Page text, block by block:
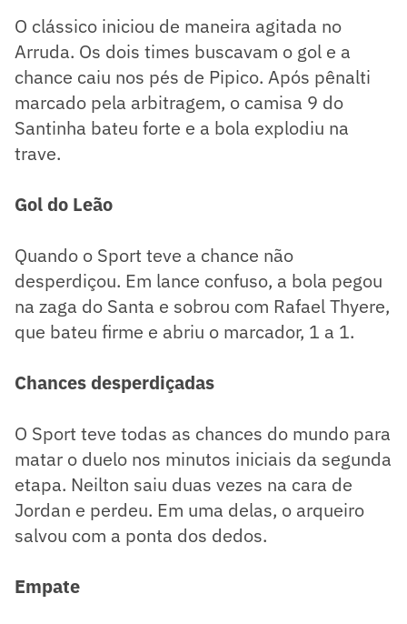
O clássico iniciou de maneira agitada no
Arruda. Os dois times buscavam o gol e a
chance caiu nos pés de Pipico. Após pênalti
marcado pela arbitragem, o camisa 9 do
Santinha bateu forte e a bola explodiu na
trave.
Gol do Leão
Quando o Sport teve a chance não
desperdiçou. Em lance confuso, a bola pegou
na zaga do Santa e sobrou com Rafael Thyere,
que bateu firme e abriu o marcador, 1 a 1.
Chances desperdiçadas
O Sport teve todas as chances do mundo para
matar o duelo nos minutos iniciais da segunda
etapa. Neilton saiu duas vezes na cara de
Jordan e perdeu. Em uma delas, o arqueiro
salvou com a ponta dos dedos.
Empate